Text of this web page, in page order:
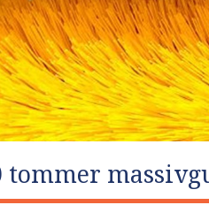
tommer